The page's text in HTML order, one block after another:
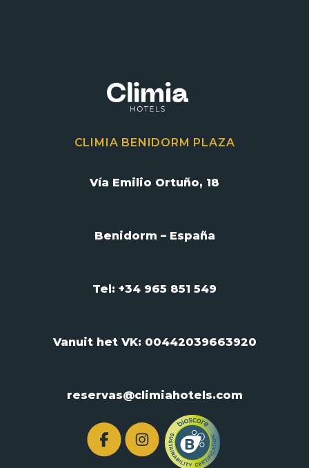
CLIMIA BENIDORM PLAZA
Vía Emilio Ortuño, 18
Benidorm – España
Tel: +34 965 851 549
Vanuit het VK: 00442039663920
reservas@climiahotels.com